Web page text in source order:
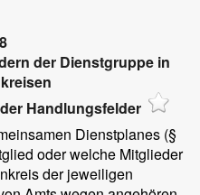
der Dienstgruppe in
Handlungsfelder
Dienstplanes (§
oder welche Mitglieder
der jeweiligen